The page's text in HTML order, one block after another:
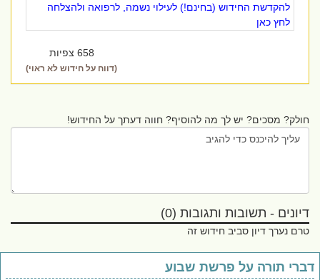
להקדשת החידוש (בחינם!) לעילוי נשמה, לרפואה ולהצלחה
לחץ כאן
658 צפיות
(דווח על חידוש לא ראוי)
חולק? מסכים? יש לך מה להוסיף? חווה דעתך על החידוש!
דיונים - תשובות ותגובות (0)
טרם נערך דיון סביב חידוש זה
תורה על פרשת שבוע